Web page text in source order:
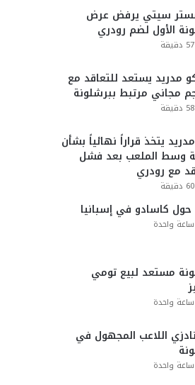
سيتي يرفض عرض
الأول لضم رودري
مدريد يستعد للتعاقد مع
مجاني مرتبط ببرشلونة
يتخذ قراراً نهائياً بشأن
وسط الملعب بعد فشل
مع رودري
حول كاسادو في إسبانيا
واحدة
مستعد لبيع تومي
واحدة
اللاعب المجهول في
واحدة